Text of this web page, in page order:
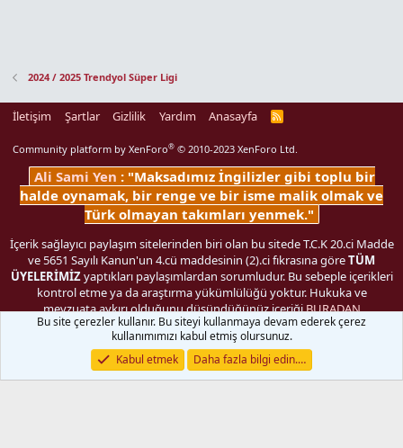
2024 / 2025 Trendyol Süper Ligi
İletişim Şartlar Gizlilik Yardım Anasayfa
R
Community platform by XenForo® © 2010-2023 XenForo Ltd.
Ali Sami Yen : "Maksadımız İngilizler gibi toplu bir
halde oynamak, bir renge ve bir isme malik olmak ve
Türk olmayan takımları yenmek."
İçerik sağlayıcı paylaşım sitelerinden biri olan bu sitede T.C.K 20.ci Madde
ve 5651 Sayılı Kanun'un 4.cü maddesinin (2).ci fıkrasına göreTÜM
ÜYELERİMİZyaptıkları paylaşımlardan sorumludur. Bu sebeple içerikleri
kontrol etme ya da araştırma yükümlülüğü yoktur. Hukuka ve
mevzuata aykırı olduğunu düşündüğünüz içeriğiBURADAN
bildirebilirsiniz.
Toplam sorgu 25 Toplam zaman
bellek
Bu site çerezler kullanır. Bu siteyi kullanmaya devam ederek çerez
kullanımımızı kabul etmiş olursunuz.
Kabul etmek
Daha fazla bilgi edin.…